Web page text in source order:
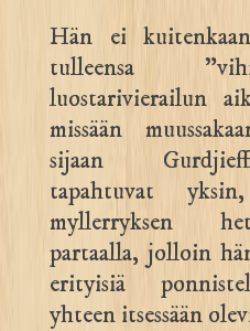
Hän ei
tulleensa
luostarivierailun
missään
sijaan
tapahtuvat
myllerryksen
partaalla, jolloin
erityisiä
yhteen itsessään